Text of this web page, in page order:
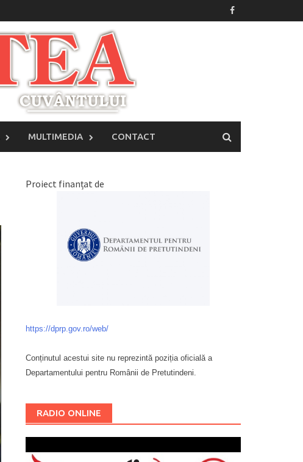
MULTIMEDIA CONTACT
Proiect finanțat de
https://dprp.gov.ro/web/
Conținutul acestui site nu reprezintă poziția oficială a
Departamentului pentru Românii de Pretutindeni.
RADIO ONLINE